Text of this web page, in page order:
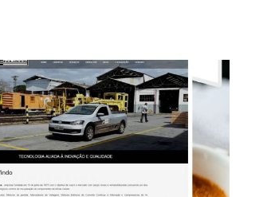
ELETRO INDUZIDOS